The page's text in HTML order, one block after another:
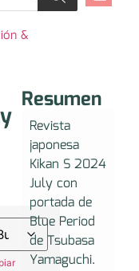
&
Resumen
Revista
japonesa
Kikan S 2024
July con
portada de
Blue Period
de Tsubasa
Yamaguchi.